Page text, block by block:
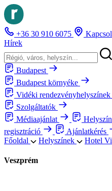
+36 30 910 6075
Hírek
Budapest
Budapest környéke
Vidéki rendezvényhelyszínek
Szolgáltatók
Médiaajánlat
regisztráció
Ajánlatkérés
Főoldal
Helyszínek Hotel
Veszprém